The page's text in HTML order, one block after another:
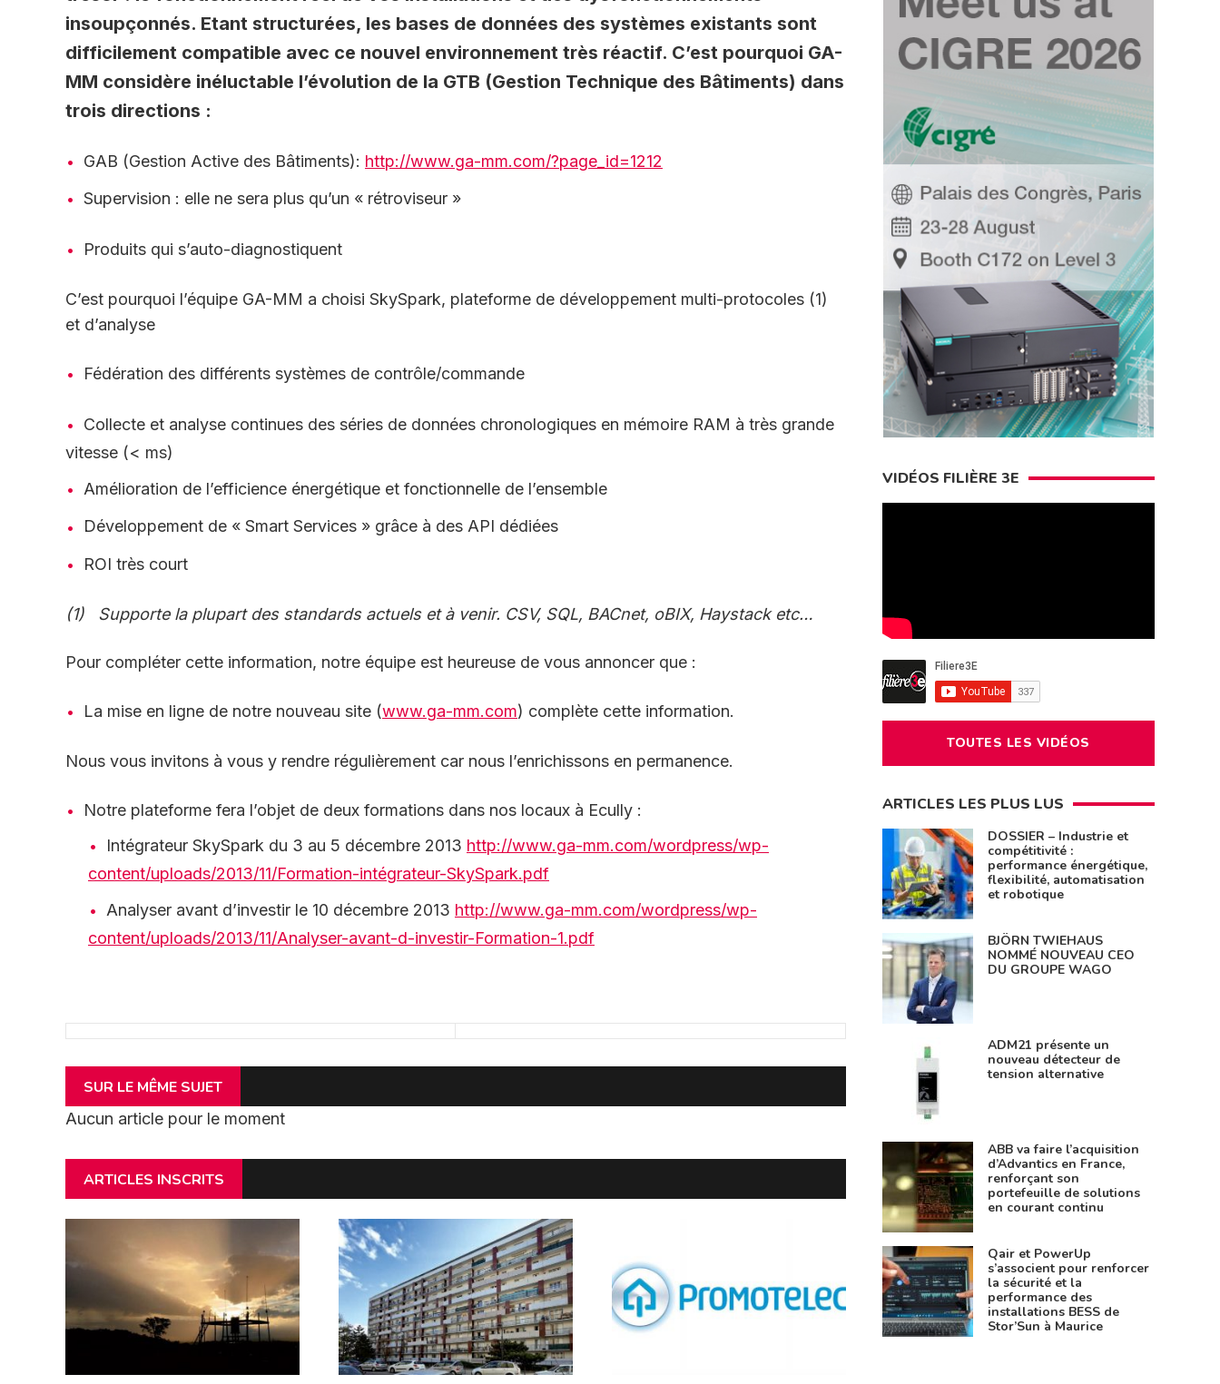
insoupçonnés. Etant structurées, les bases de données des systèmes existants sont
difficilement compatible avec ce nouvel environnement très réactif. C’est pourquoi GA-
MM considère inéluctable l’évolution de la GTB (Gestion Technique des Bâtiments) dans
trois directions :
GAB (Gestion Active des Bâtiments): http://www.ga-mm.com/?page_id=1212
Supervision : elle ne sera plus qu’un « rétroviseur »
Produits qui s’auto-diagnostiquent
C’est pourquoi l’équipe GA-MM a choisi SkySpark, plateforme de développement multi-protocoles (1)
et d’analyse
Fédération des différents systèmes de contrôle/commande
Collecte et analyse continues des séries de données chronologiques en mémoire RAM à très grande
vitesse (< ms)
Amélioration de l’efficience énergétique et fonctionnelle de l’ensemble
Développement de « Smart Services » grâce à des API dédiées
ROI très court
(1) Supporte la plupart des standards actuels et à venir. CSV, SQL, BACnet, oBIX, Haystack etc…
Pour compléter cette information, notre équipe est heureuse de vous annoncer que :
La mise en ligne de notre nouveau site (www.ga-mm.com) complète cette information.
Nous vous invitons à vous y rendre régulièrement car nous l’enrichissons en permanence.
Notre plateforme fera l’objet de deux formations dans nos locaux à Ecully :
Intégrateur SkySpark du 3 au 5 décembre 2013 http://www.ga-mm.com/wordpress/wp-
content/uploads/2013/11/Formation-intégrateur-SkySpark.pdf
Analyser avant d’investir le 10 décembre 2013 http://www.ga-mm.com/wordpress/wp-
content/uploads/2013/11/Analyser-avant-d-investir-Formation-1.pdf
SUR LE MÊME SUJET
Aucun article pour le moment
ARTICLES INSCRITS
VIDÉOS FILIÈRE 3E
TOUTES LES VIDÉOS
ARTICLES LES PLUS LUS
DOSSIER – Industrie et
compétitivité :
performance énergétique,
flexibilité, automatisation
et robotique
BJÖRN TWIEHAUS
NOMMÉ NOUVEAU CEO
DU GROUPE WAGO
ADM21 présente un
nouveau détecteur de
tension alternative
ABB va faire l’acquisition
d’Advantics en France,
renforçant son
portefeuille de solutions
en courant continu
Qair et PowerUp
s’associent pour renforcer
la sécurité et la
performance des
installations BESS de
Stor’Sun à Maurice